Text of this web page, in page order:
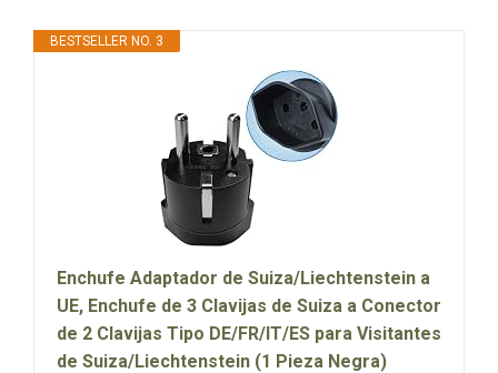
BESTSELLER NO. 3
Enchufe Adaptador de Suiza/Liechtenstein a
UE, Enchufe de 3 Clavijas de Suiza a Conector
de 2 Clavijas Tipo DE/FR/IT/ES para Visitantes
de Suiza/Liechtenstein (1 Pieza Negra)